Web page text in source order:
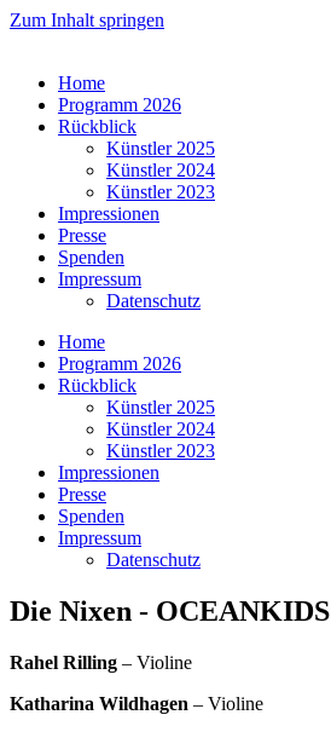
Zum Inhalt springen
Home
Programm 2026
Rückblick
Künstler 2025
Künstler 2024
Künstler 2023
Impressionen
Presse
Spenden
Impressum
Datenschutz
Home
Programm 2026
Rückblick
Künstler 2025
Künstler 2024
Künstler 2023
Impressionen
Presse
Spenden
Impressum
Datenschutz
Die Nixen - OCEANKIDS
Rahel Rilling – Violine
Katharina Wildhagen – Violine